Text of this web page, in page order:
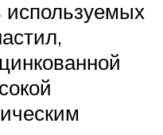
используемых